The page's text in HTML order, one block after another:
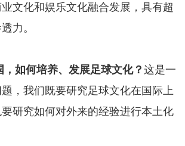
文化和娱乐文化融合发展，具有超
力。
，如何培养、发展足球文化？ 这是一
，我们既要研究足球文化在国际上
研究如何对外来的经验进行本土化